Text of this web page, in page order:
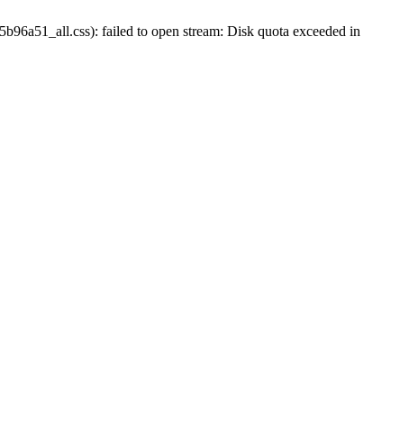
failed to open stream: Disk quota exceeded in